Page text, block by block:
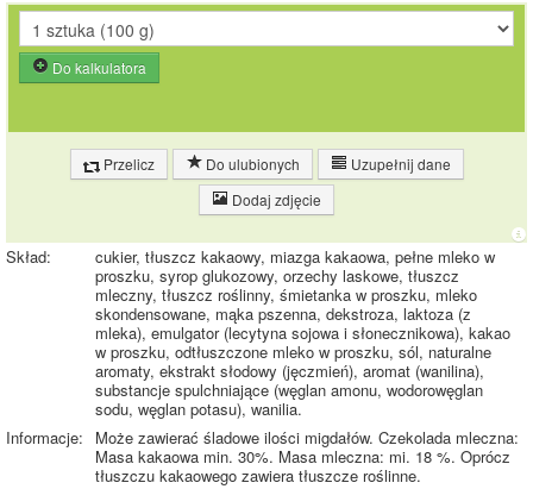
Do kalkulatora
Przelicz Do ulubionych
Uzupełnij dane
Dodaj zdjęcie
Skład:
cukier, tłuszcz kakaowy, miazga kakaowa, pełne mleko w
proszku, syrop glukozowy, orzechy laskowe, tłuszcz
mleczny, tłuszcz roślinny, śmietanka w proszku, mleko
skondensowane, mąka pszenna, dekstroza, laktoza (z
mleka), emulgator (lecytyna sojowa i słonecznikowa), kakao
w proszku, odtłuszczone mleko w proszku, sól, naturalne
aromaty, ekstrakt słodowy (jęczmień), aromat (wanilina),
substancje spulchniające (węglan amonu, wodorowęglan
sodu, węglan potasu), wanilia.
Informacje:
Może zawierać śladowe ilości migdałów. Czekolada mleczna:
Masa kakaowa min. 30%. Masa mleczna: mi. 18 %. Oprócz
tłuszczu kakaowego zawiera tłuszcze roślinne.